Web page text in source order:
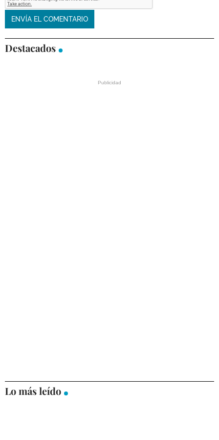
Destacados
Lo más leído